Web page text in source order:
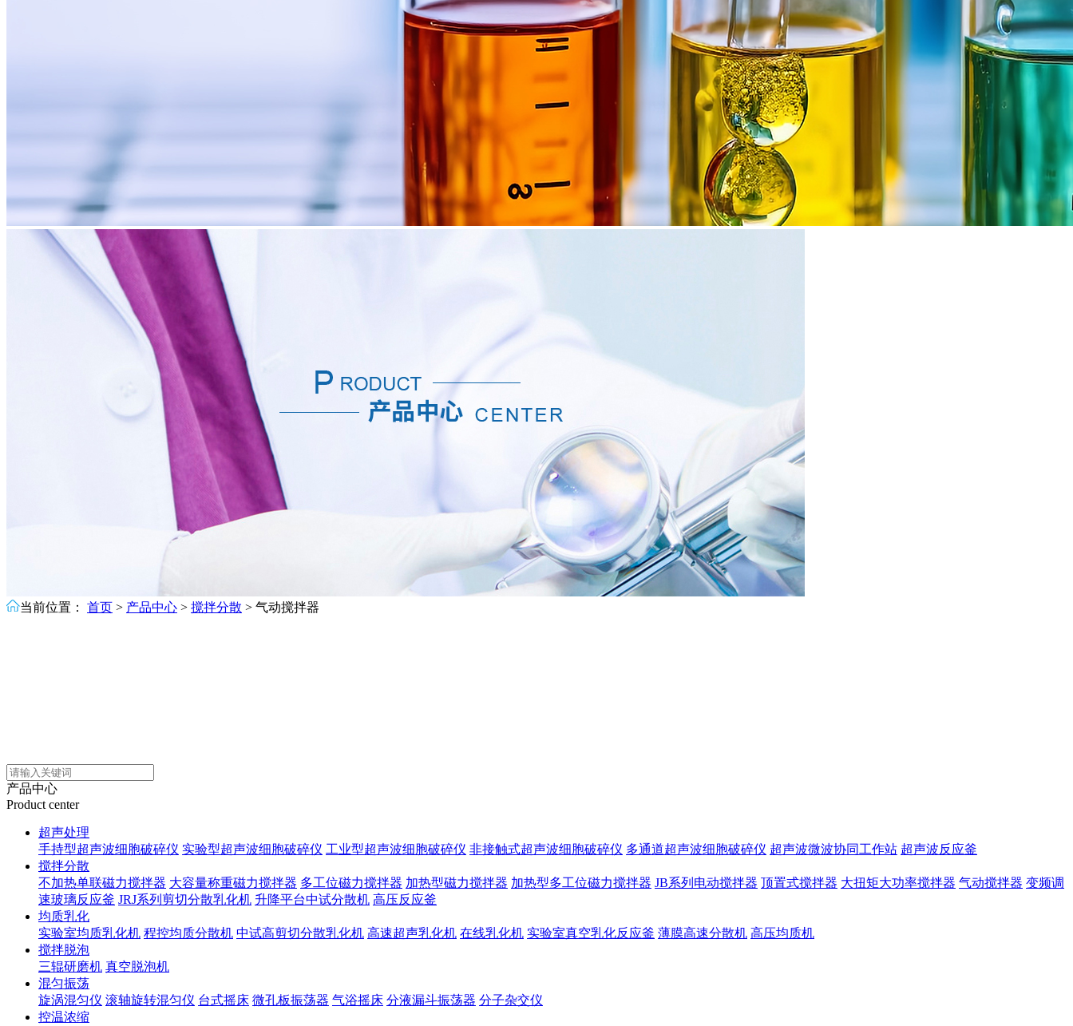
当前位置： 首页 > 产品中心 > 搅拌分散 > 气动搅拌器
产品中心
Product center
超声处理
手持型超声波细胞破碎仪 实验型超声波细胞破碎仪 工业型超声波细胞破碎仪 非接触式超声波细胞破碎仪 多通道超声波细胞破碎仪 超声波微波协同工作站 超声波反应釜
搅拌分散
不加热单联磁力搅拌器 大容量称重磁力搅拌器 多工位磁力搅拌器 加热型磁力搅拌器 加热型多工位磁力搅拌器 JB系列电动搅拌器 顶置式搅拌器 大扭矩大功率搅拌器 气动搅拌器 变频调
速玻璃反应釜 JRJ系列剪切分散乳化机 升降平台中试分散机 高压反应釜
均质乳化
实验室均质乳化机 程控均质分散机 中试高剪切分散乳化机 高速超声乳化机 在线乳化机 实验室真空乳化反应釜 薄膜高速分散机 高压均质机
搅拌脱泡
三辊研磨机 真空脱泡机
混匀振荡
旋涡混匀仪 滚轴旋转混匀仪 台式摇床 微孔板振荡器 气浴摇床 分液漏斗振荡器 分子杂交仪
控温浓缩